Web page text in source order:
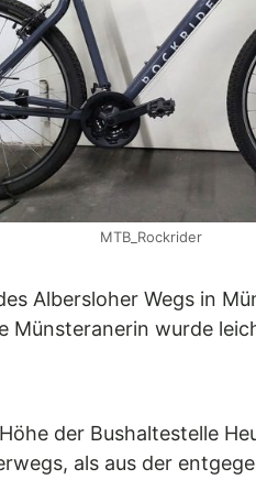
MTB_Rockrider
Albersloher Wegs in
Münsteranerin wurde
der Bushaltestelle
als aus der